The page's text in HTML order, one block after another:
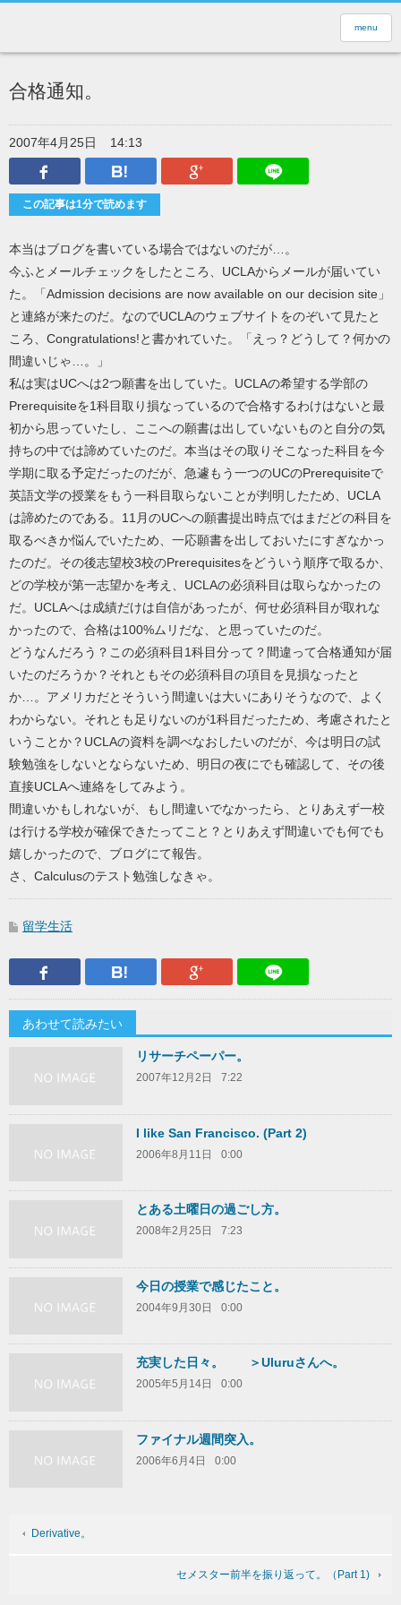
menu
合格通知。
2007年4月25日
14:13
Facebook
はてなブックマークGoogle Plus
この記事は1分で読めます
本当はブログを書いている場合ではないのだが…。
今ふとメールチェックをしたところ、UCLAからメールが届いてい
た。「Admission decisions are now available on our decision site」
と連絡が来たのだ。なのでUCLAのウェブサイトをのぞいて見たと
ころ、Congratulations!と書かれていた。「えっ？どうして？何かの
間違いじゃ…。」
私は実はUCへは2つ願書を出していた。UCLAの希望する学部の
Prerequisiteを1科目取り損なっているので合格するわけはないと最
初から思っていたし、ここへの願書は出していないものと自分の気
持ちの中では諦めていたのだ。本当はその取りそこなった科目を今
学期に取る予定だったのだが、急遽もう一つのUCのPrerequisiteで
英語文学の授業をもう一科目取らないことが判明したため、UCLA
は諦めたのである。11月のUCへの願書提出時点ではまだどの科目を
取るべきか悩んでいたため、一応願書を出しておいたにすぎなかっ
たのだ。その後志望校3校のPrerequisitesをどういう順序で取るか、
どの学校が第一志望かを考え、UCLAの必須科目は取らなかったの
だ。UCLAへは成績だけは自信があったが、何せ必須科目が取れな
かったので、合格は100%ムリだな、と思っていたのだ。
どうなんだろう？この必須科目1科目分って？間違って合格通知が届
いたのだろうか？それともその必須科目の項目を見損なったと
か…。アメリカだとそういう間違いは大いにありそうなので、よく
わからない。それとも足りないのが1科目だったため、考慮されたと
いうことか？UCLAの資料を調べなおしたいのだが、今は明日の試
験勉強をしないとならないため、明日の夜にでも確認して、その後
直接UCLAへ連絡をしてみよう。
間違いかもしれないが、もし間違いでなかったら、とりあえず一校
は行ける学校が確保できたってこと？とりあえず間違いでも何でも
嬉しかったので、ブログにて報告。
さ、Calculusのテスト勉強しなきゃ。
留学生活
Facebook はてなブックマークGoogle Plus
あわせて読みたい
リサーチペーパー。
2007年12月2日 7:22
I like San Francisco. (Part 2)
2006年8月11日 0:00
とある土曜日の過ごし方。
2008年2月25日 7:23
今日の授業で感じたこと。
2004年9月30日 0:00
充実した日々。 ＞Uluruさんへ。
2005年5月14日 0:00
ファイナル週間突入。
2006年6月4日 0:00
Derivative。
セメスター前半を振り返って。（Part 1)